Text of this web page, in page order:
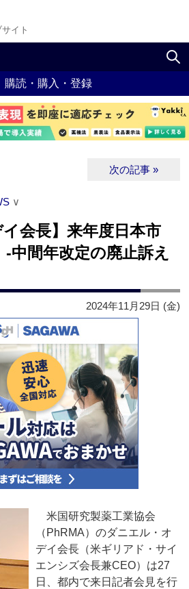
イト
購読・購入・登録
次の記事 »
∨
イ会長】来年度日本市
中間年改定の廃止訴え
2024年11月29日 (金)
米国研究製薬工業協会
（PhRMA）のダニエル・オ
デイ会長（米ギリアド・サイ
エンシズ会長兼CEO）は27
日、都内で来日記者会見を行